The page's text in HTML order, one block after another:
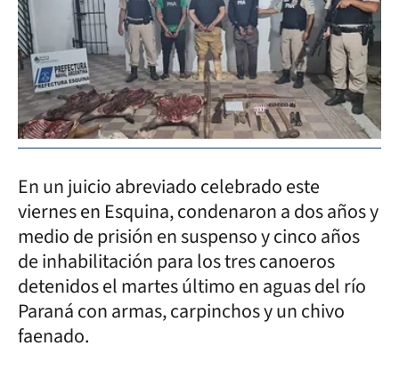
En un juicio abreviado celebrado este
viernes en Esquina, condenaron a dos años y
medio de prisión en suspenso y cinco años
de inhabilitación para los tres canoeros
detenidos el martes último en aguas del río
Paraná con armas, carpinchos y un chivo
faenado.